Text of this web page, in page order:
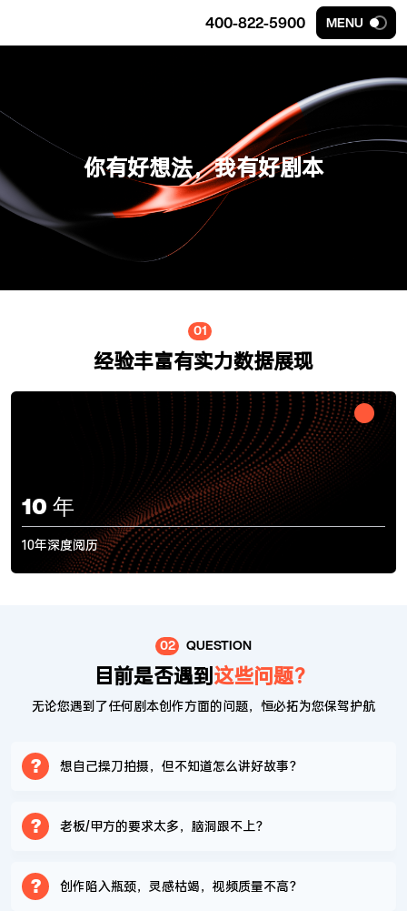
400-822-5900 MENU
你有好想法，我有好剧本
01
经验丰富有实力数据展现
10 年
10年深度阅历
02 QUESTION
目前是否遇到这些问题？
无论您遇到了任何剧本创作方面的问题，恒必拓为您保驾护航
? 想自己操刀拍摄，但不知道怎么讲好故事？
? 老板/甲方的要求太多，脑洞跟不上？
? 创作陷入瓶颈，灵感枯竭，视频质量不高？